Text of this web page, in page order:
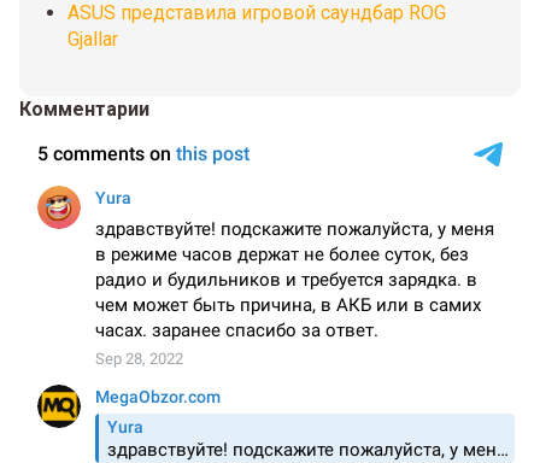
ASUS представила игровой саундбар ROG
Gjallar
Комментарии